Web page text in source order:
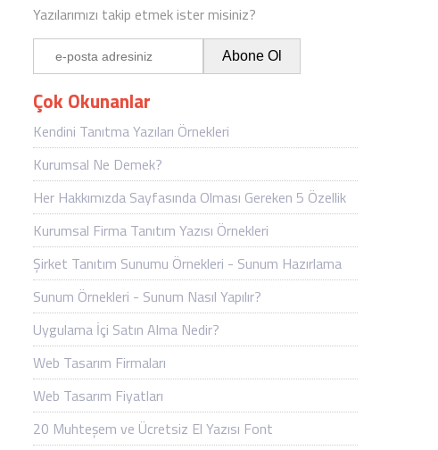
Yazılarımızı takip etmek ister misiniz?
Çok Okunanlar
Kendini Tanıtma Yazıları Örnekleri
Kurumsal Ne Demek?
Her Hakkımızda Sayfasında Olması Gereken 5 Özellik
Kurumsal Firma Tanıtım Yazısı Örnekleri
Şirket Tanıtım Sunumu Örnekleri - Sunum Hazırlama
Sunum Örnekleri - Sunum Nasıl Yapılır?
Uygulama İçi Satın Alma Nedir?
Web Tasarım Firmaları
Web Tasarım Fiyatları
20 Muhteşem ve Ücretsiz El Yazısı Font